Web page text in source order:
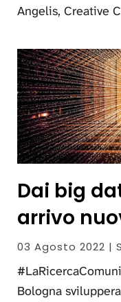
Angelis, Creative
Dai big
arrivo
03 Agosto 2022 |
Bologna